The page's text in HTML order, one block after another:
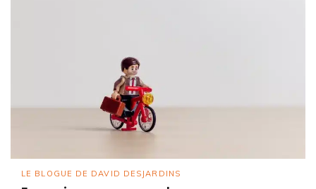
LE BLOGUE DE DAVID DESJARDINS